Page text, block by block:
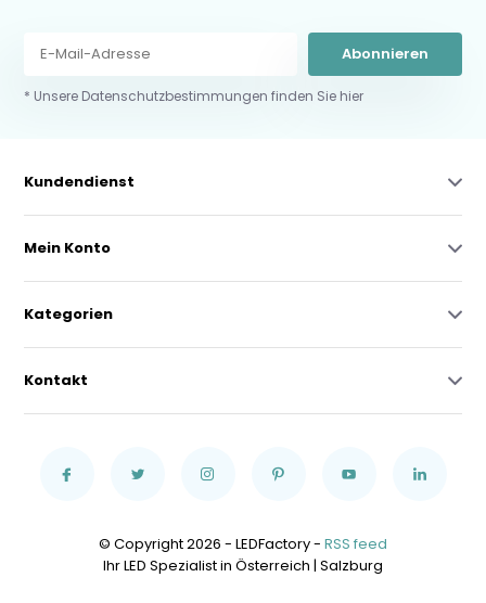
Abonnieren
* Unsere Datenschutzbestimmungen finden Sie hier
Kundendienst
Mein Konto
Kategorien
Kontakt
© Copyright 2026 - LEDFactory - RSS feed
Ihr LED Spezialist in Österreich | Salzburg